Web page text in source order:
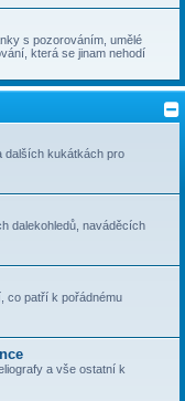
s pozorováním, umělé
která se jinam nehodí
dalších kukátkách pro
dalekohledů, naváděcích
co patří k pořádnému
a vše ostatní k